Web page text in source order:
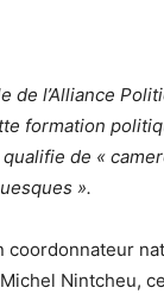
de l’Alliance
formation
de «
».
coordonnateur
Michel Nintcheu,